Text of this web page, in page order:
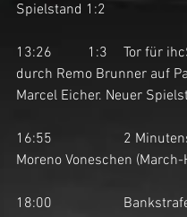
Spielstand 1:2
13:26	1:3	Tor für ihcSF Linth III
durch Remo Brunner auf
Marcel Eicher. Neuer
16:55		2 Minutenstrafe für
Moreno Voneschen
18:00		Bankstrafen gegen